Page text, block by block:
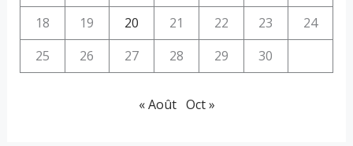
18
19 20 21 22 23
24
25
26 27 28 29 30
« Août Oct »